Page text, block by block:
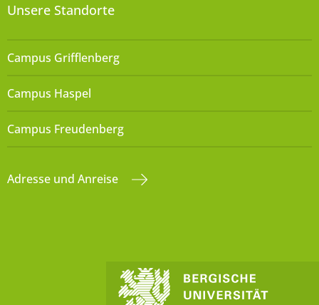
Unsere Standorte
Campus Grifflenberg
Campus Haspel
Campus Freudenberg
Adresse und Anreise